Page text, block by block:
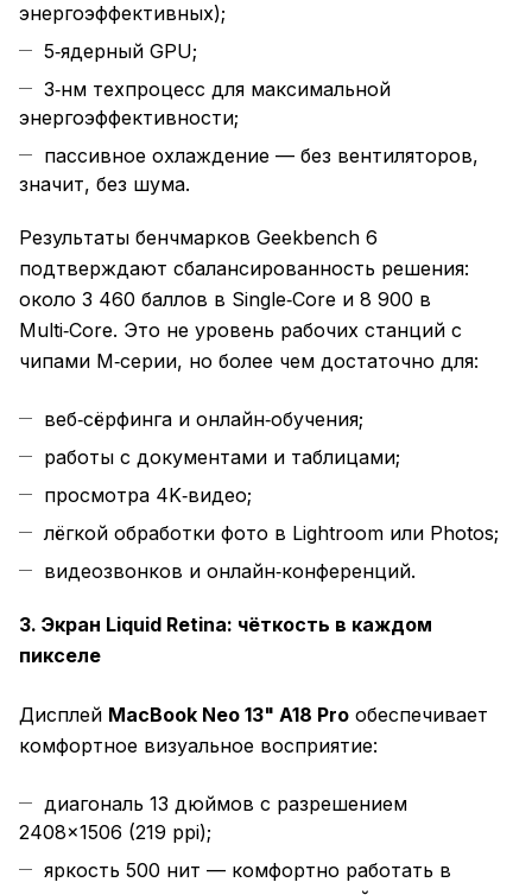
энергоэффективных);
5‑ядерный GPU;
3‑нм техпроцесс для максимальной
энергоэффективности;
пассивное охлаждение — без вентиляторов,
значит, без шума.
Результаты бенчмарков Geekbench 6
подтверждают сбалансированность решения:
около 3 460 баллов в Single‑Core и 8 900 в
Multi‑Core. Это не уровень рабочих станций с
чипами M‑серии, но более чем достаточно для:
веб‑сёрфинга и онлайн‑обучения;
работы с документами и таблицами;
просмотра 4K‑видео;
лёгкой обработки фото в Lightroom или Photos;
видеозвонков и онлайн‑конференций.
3. Экран Liquid Retina: чёткость в каждом
пикселе
Дисплей MacBook Neo 13" A18 Pro обеспечивает
комфортное визуальное восприятие:
диагональ 13 дюймов с разрешением
2408×1506 (219 ppi);
яркость 500 нит — комфортно работать в